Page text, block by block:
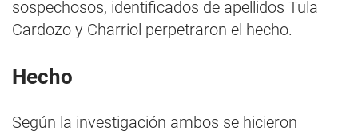
sospechosos, identificados de apellidos Tula
Cardozo y Charriol perpetraron el hecho.
Hecho
Según la investigación ambos se hicieron